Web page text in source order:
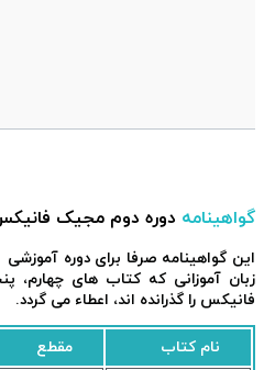
گواهینامه دوره دوم مجیک
زبان آموزانی که کتاب های
فانیکس را گذرانده اند، اعطاء می گردد.
نام کتاب
مقطع